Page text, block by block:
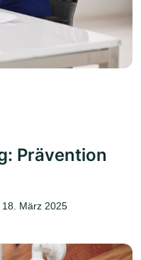
Prävention
18. März 2025